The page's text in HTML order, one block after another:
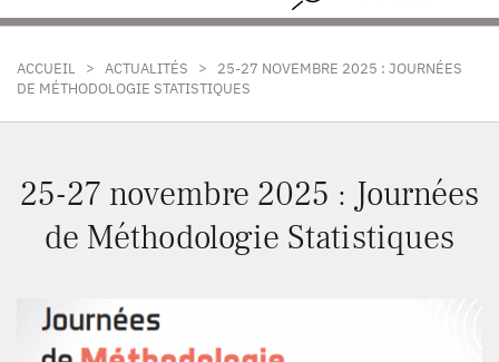
ACCUEIL > ACTUALITÉS >
25-27 NOVEMBRE 2025 : JOURNÉES
DE MÉTHODOLOGIE STATISTIQUES
25-27 novembre 2025 : Journées
de Méthodologie Statistiques